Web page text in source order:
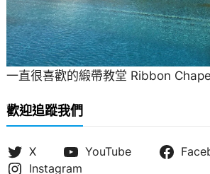
一直很喜歡的緞帶教堂 Ribbon
歡迎追蹤我們
X YouTube
Instagram